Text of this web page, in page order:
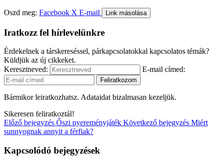
Oszd meg: Facebook X E-mail Link másolása
Iratkozz fel hírlevelünkre
Érdekelnek a társkereséssel, párkapcsolatokkal kapcsolatos témák?
Küldjük az új cikkeket.
Keresztneved:
E-mail címed:
Bármikor leiratkozhatsz. Adataidat bizalmasan kezeljük.
Sikeresen feliratkoztál!
Előző bejegyzés Őszi nyereményjáték Következő bejegyzés Miért
sunnyognak annyit a férfiak?
Kapcsolódó bejegyzések